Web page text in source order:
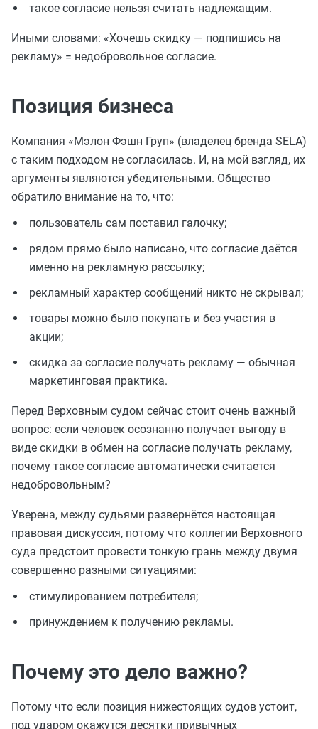
такое согласие нельзя считать надлежащим.
Иными словами: «Хочешь скидку — подпишись на
рекламу» = недобровольное согласие.
Позиция бизнеса
Компания «Мэлон Фэшн Груп» (владелец бренда SELA)
с таким подходом не согласилась. И, на мой взгляд, их
аргументы являются убедительными. Общество
обратило внимание на то, что:
пользователь сам поставил галочку;
рядом прямо было написано, что согласие даётся
именно на рекламную рассылку;
рекламный характер сообщений никто не скрывал;
товары можно было покупать и без участия в
акции;
скидка за согласие получать рекламу — обычная
маркетинговая практика.
Перед Верховным судом сейчас стоит очень важный
вопрос: если человек осознанно получает выгоду в
виде скидки в обмен на согласие получать рекламу,
почему такое согласие автоматически считается
недобровольным?
Уверена, между судьями развернётся настоящая
правовая дискуссия, потому что коллегии Верховного
суда предстоит провести тонкую грань между двумя
совершенно разными ситуациями:
стимулированием потребителя;
принуждением к получению рекламы.
Почему это дело важно?
Потому что если позиция нижестоящих судов устоит,
под ударом окажутся десятки привычных